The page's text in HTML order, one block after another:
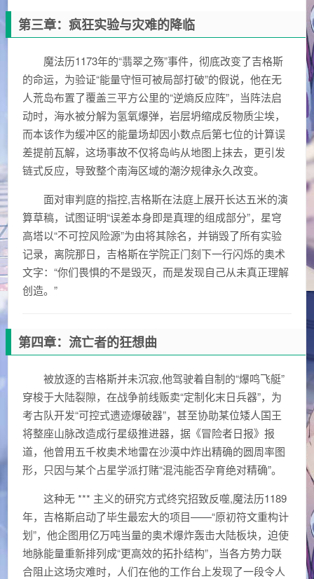
第三章：疯狂实验与灾难的降临
魔法历1173年的“翡翠之殇”事件，彻底改变了吉格斯
的命运，为验证“能量守恒可被局部打破”的假说，他在无
人荒岛布置了覆盖三平方公里的“逆熵反应阵”，当阵法启
动时，海水被分解为氢氧爆弹，岩层坍缩成反物质尘埃，
而本该作为缓冲区的能量场却因小数点后第七位的计算误
差提前瓦解，这场事故不仅将岛屿从地图上抹去，更引发
链式反应，导致整个南海区域的潮汐规律永久改变。
面对审判庭的指控,吉格斯在法庭上展开长达五米的演
算草稿，试图证明“误差本身即是真理的组成部分”，星穹
高塔以“不可控风险源”为由将其除名，并销毁了所有实验
记录，离院那日，吉格斯在学院正门刻下一行闪烁的奥术
文字：“你们畏惧的不是毁灭，而是发现自己从未真正理解
创造。”
第四章：流亡者的狂想曲
被放逐的吉格斯并未沉寂,他驾驶着自制的“爆鸣飞艇”
穿梭于大陆裂隙，在战争前线贩卖“定制化末日兵器”，为
考古队开发“可控式遗迹爆破器”，甚至协助某位矮人国王
将整座山脉改造成行星级推进器，据《冒险者日报》报
道，他曾用五千枚奥术地雷在沙漠中炸出精确的圆周率图
形，只因与某个占星学派打赌“混沌能否孕育绝对精确”。
这种无 *** 主义的研究方式终究招致反噬,魔法历1189
年，吉格斯启动了毕生最宏大的项目——“原初符文重构计
划”，他企图用亿万吨当量的奥术爆炸轰击大陆板块，迫使
地脉能量重新排列成“更高效的拓扑结构”，当各方势力联
合阻止这场灾难时，人们在他的工作台上发现了一段令人